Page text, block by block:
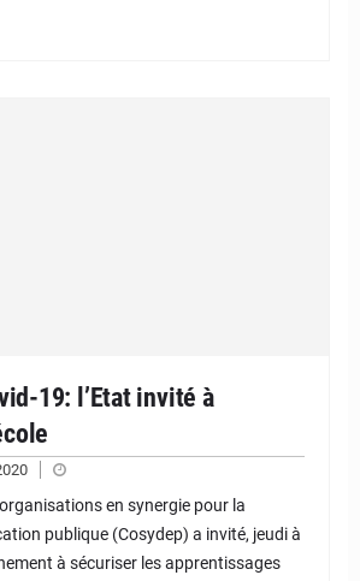
19: l’Etat invité à
en synergie pour la
publique (Cosydep) a invité, jeudi à
à sécuriser les apprentissages